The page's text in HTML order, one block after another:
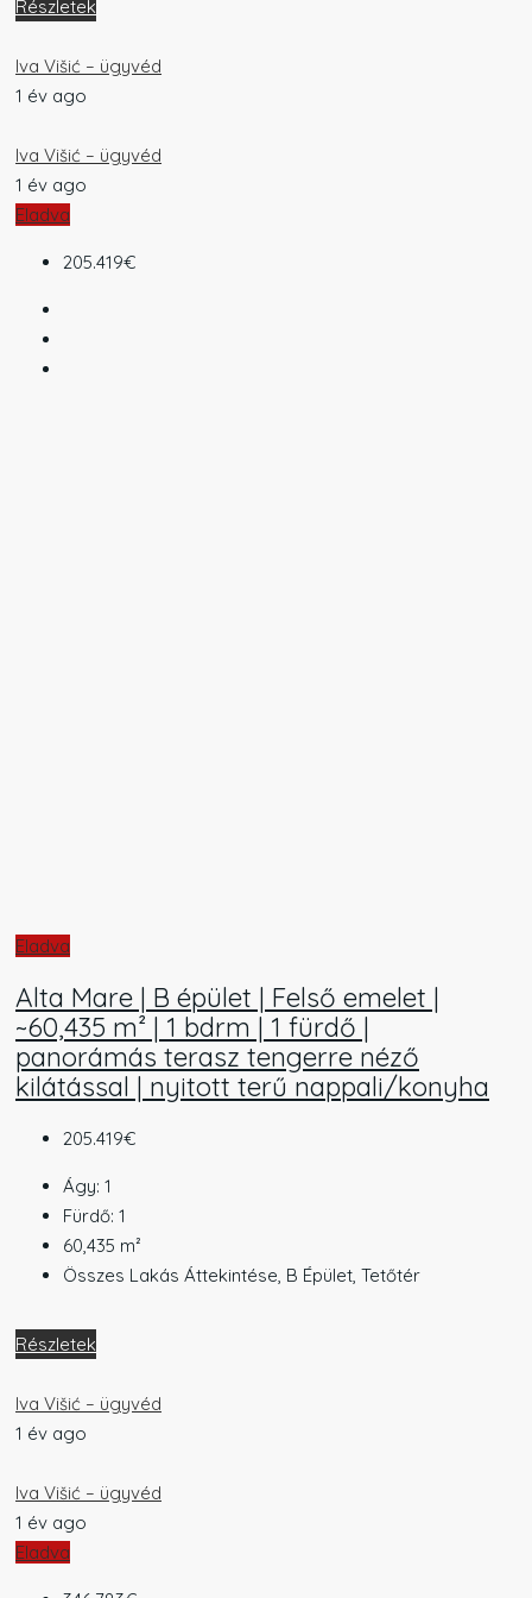
Részletek
Iva Višić – ügyvéd
1 év ago
Iva Višić – ügyvéd
1 év ago
Eladva
205.419€
Eladva
Alta Mare | B épület | Felső emelet |
~60,435 m² | 1 bdrm | 1 fürdő |
panorámás terasz tengerre néző
kilátással | nyitott terű nappali/konyha
205.419€
Ágy: 1
Fürdő: 1
60,435 m²
Összes Lakás Áttekintése, B Épület, Tetőtér
Részletek
Iva Višić – ügyvéd
1 év ago
Iva Višić – ügyvéd
1 év ago
Eladva